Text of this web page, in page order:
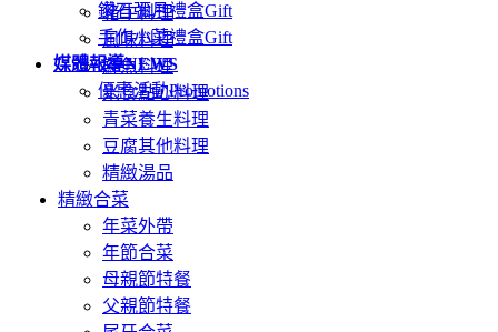
鑽石彌月禮盒Gift
手作小菜禮盒Gift
媒體報導NEWS
優惠活動Promotions
豬牛料理
風味料理
鮮魚料理
米食點心料理
青菜養生料理
豆腐其他料理
精緻湯品
精緻合菜
年菜外帶
年節合菜
母親節特餐
父親節特餐